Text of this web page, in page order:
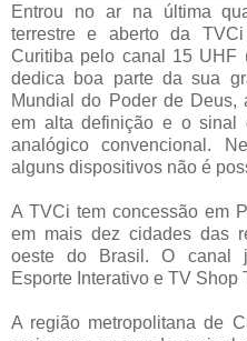
Entrou no ar na última
terrestre e aberto da
Curitiba pelo canal 15 UHF
dedica boa parte da sua
Mundial do Poder de Deus,
em alta definição e o sinal
analógico convencional.
alguns dispositivos não é
A TVCi tem concessão em
em mais dez cidades das
oeste do Brasil. O canal
Esporte Interativo e TV Shop
A região metropolitana de